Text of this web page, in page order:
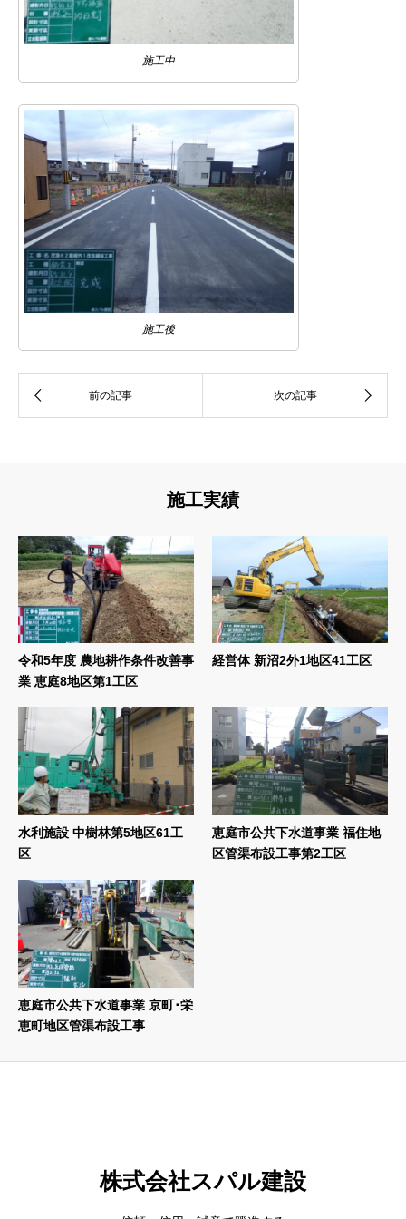
施工中
施工後
施工実績
令和5年度 農地耕作条件改善事
業 恵庭8地区第1工区
経営体 新沼2外1地区41工区
水利施設 中樹林第5地区61工
区
恵庭市公共下水道事業 福住地
区管渠布設工事第2工区
恵庭市公共下水道事業 京町･栄
恵町地区管渠布設工事
株式会社スパル建設